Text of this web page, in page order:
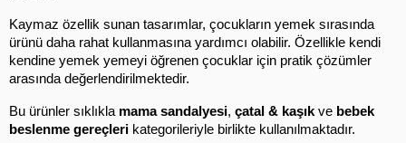
Kaymaz özellik sunan tasarımlar, çocukların yemek sırasında
ürünü daha rahat kullanmasına yardımcı olabilir. Özellikle kendi
kendine yemek yemeyi öğrenen çocuklar için pratik çözümler
arasında değerlendirilmektedir.
Bu ürünler sıklıkla mama sandalyesi, çatal & kaşık ve bebek
beslenme gereçleri kategorileriyle birlikte kullanılmaktadır.